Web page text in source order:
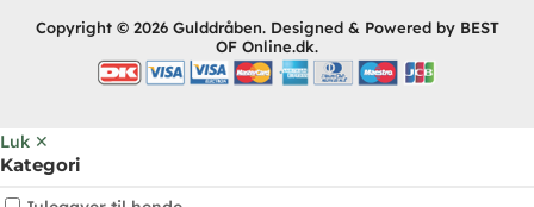
Copyright © 2026 Gulddråben. Designed & Powered by BEST
OF Online.dk.
Luk ✕
Kategori